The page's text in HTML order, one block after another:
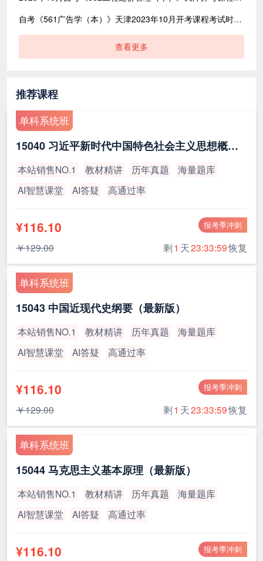
自考《561广告学（本）》天津2023年10月开考课程考试时间安排已公布，考试地点是？
查看更多
推荐课程
单科系统班
15040 习近平新时代中国特色社会主义思想概论（最新版）
本站销售NO.1 教材精讲 历年真题
海量题库
AI智慧课堂
AI答疑 高通过率
报考季冲刺
¥116.10
￥129.00 剩1 天23:33:59恢复
单科系统班
15043 中国近现代史纲要（最新版）
本站销售NO.1 教材精讲 历年真题
海量题库
AI智慧课堂
AI答疑 高通过率
报考季冲刺
¥116.10
￥129.00 剩1 天23:33:59恢复
单科系统班
15044 马克思主义基本原理（最新版）
本站销售NO.1 教材精讲 历年真题
海量题库
AI智慧课堂
AI答疑 高通过率
报考季冲刺
¥116.10